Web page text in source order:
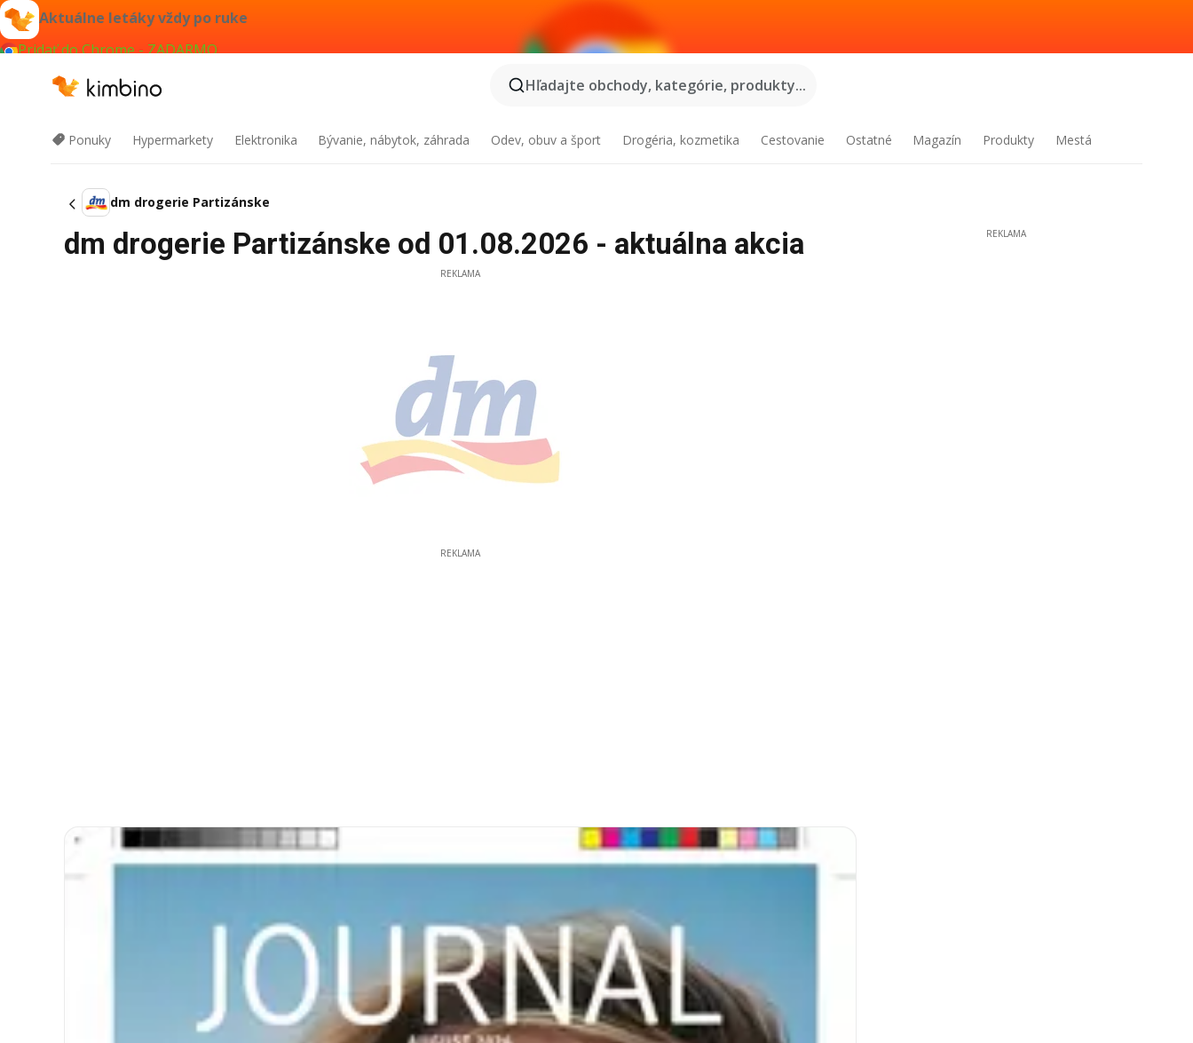
Aktuálne letáky vždy po ruke
Pridať do Chrome - ZADARMO
Hľadajte obchody, kategórie, produkty...
Ponuky Hypermarkety Elektronika Bývanie, nábytok, záhrada Odev, obuv a šport Drogéria, kozmetika Cestovanie Ostatné Magazín Produkty Mestá
dm drogerie Partizánske
dm drogerie Partizánske od 01.08.2026 - aktuálna akcia
REKLAMA
REKLAMA
REKLAMA